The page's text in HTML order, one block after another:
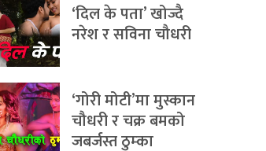
‘दिल के पता’ खोज्दै
नरेश र सविना चौधरी
‘गोरी मोटी’मा मुस्कान
चौधरी र चक्र बमको
जबर्जस्त ठुम्का